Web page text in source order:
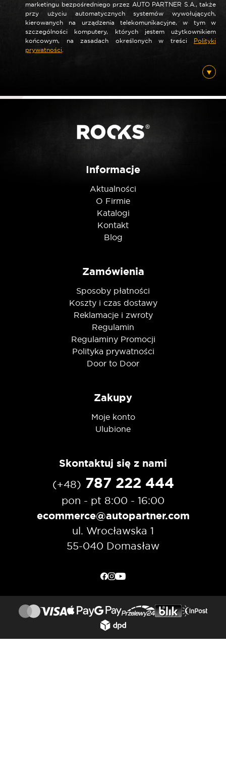
Nazwa*
Nie jestem robotem
marketingu bezpośredniego przez AUTO PARTNER S.A., także
przy użyciu automatycznych systemów wywołujących,
kierowanych na urządzenia telekomunikacyjne, w tym w
szczególności komputery, których jestem użytkownikiem
końcowym, na zasadach określonych w treści Polityki
prywatności.
Informacje
Aktualności
O Firmie
Katalogi
Kontakt
Blog
Zamówienia
Sposoby płatności
Koszty i czas dostawy
Reklamacje i zwroty
Regulamin
Regulaminy Promocji
Polityka prywatności
Door to Door
Zakupy
Moje konto
Ulubione
Skontaktuj się z nami
(+48) 787 222 444
pon - pt 8:00 - 16:00
ecommerce@autopartner.com
ul. Wrocławska 1
55-040 Domasław